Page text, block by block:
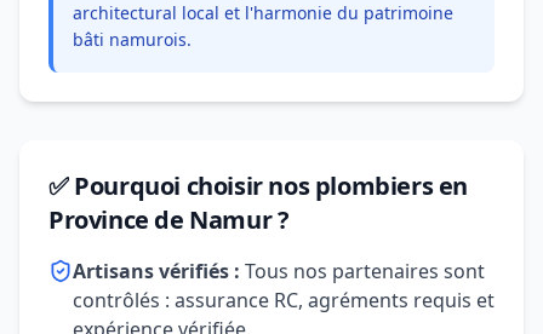
architectural local et l'harmonie du patrimoine
bâti namurois.
✅ Pourquoi choisir nos plombiers en
Province de Namur ?
Artisans vérifiés : Tous nos partenaires sont
contrôlés : assurance RC, agréments requis et